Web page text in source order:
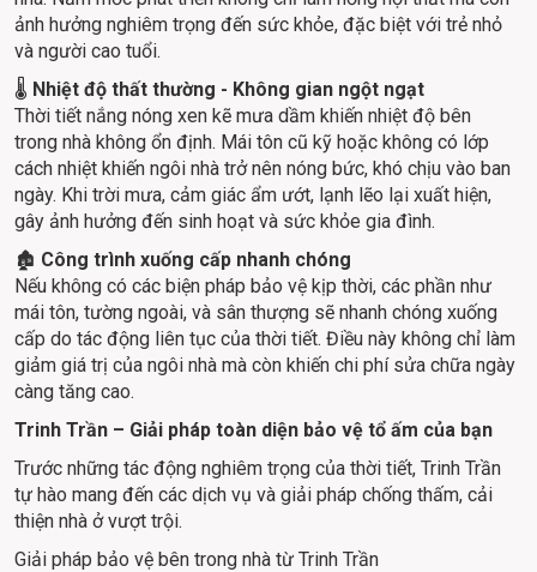
ảnh hưởng nghiêm trọng đến sức khỏe, đặc biệt với trẻ nhỏ
và người cao tuổi.
🌡️ Nhiệt độ thất thường - Không gian ngột ngạt
Thời tiết nắng nóng xen kẽ mưa dầm khiến nhiệt độ bên
trong nhà không ổn định. Mái tôn cũ kỹ hoặc không có lớp
cách nhiệt khiến ngôi nhà trở nên nóng bức, khó chịu vào ban
ngày. Khi trời mưa, cảm giác ẩm ướt, lạnh lẽo lại xuất hiện,
gây ảnh hưởng đến sinh hoạt và sức khỏe gia đình.
🏚️ Công trình xuống cấp nhanh chóng
Nếu không có các biện pháp bảo vệ kịp thời, các phần như
mái tôn, tường ngoài, và sân thượng sẽ nhanh chóng xuống
cấp do tác động liên tục của thời tiết. Điều này không chỉ làm
giảm giá trị của ngôi nhà mà còn khiến chi phí sửa chữa ngày
càng tăng cao.
Trinh Trần – Giải pháp toàn diện bảo vệ tổ ấm của bạn
Trước những tác động nghiêm trọng của thời tiết, Trinh Trần
tự hào mang đến các dịch vụ và giải pháp chống thấm, cải
thiện nhà ở vượt trội.
Giải pháp bảo vệ bên trong nhà từ Trinh Trần